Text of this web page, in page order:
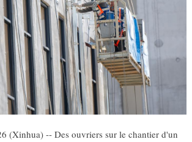
(Xinhua) -- Des ouvriers sur le chantier d'un